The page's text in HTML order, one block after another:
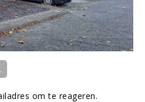
om te reageren.